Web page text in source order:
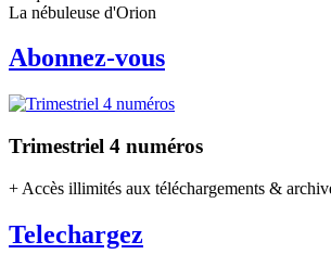
La nébuleuse d'Orion
Abonnez-vous
Trimestriel 4 numéros
+ Accès illimités aux téléchargements &
Telechargez